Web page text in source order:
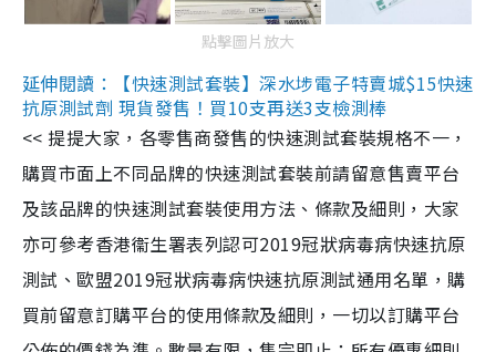
點擊圖片放大
延伸閱讀：【快速測試套裝】深水埗電子特賣城$15快速
抗原測試劑 現貨發售！買10支再送3支檢測棒
<< 提提大家，各零售商發售的快速測試套裝規格不一，
購買市面上不同品牌的快速測試套裝前請留意售賣平台
及該品牌的快速測試套裝使用方法、條款及細則，大家
亦可參考香港衞生署表列認可2019冠狀病毒病快速抗原
測試、歐盟2019冠狀病毒病快速抗原測試通用名單，購
買前留意訂購平台的使用條款及細則，一切以訂購平台